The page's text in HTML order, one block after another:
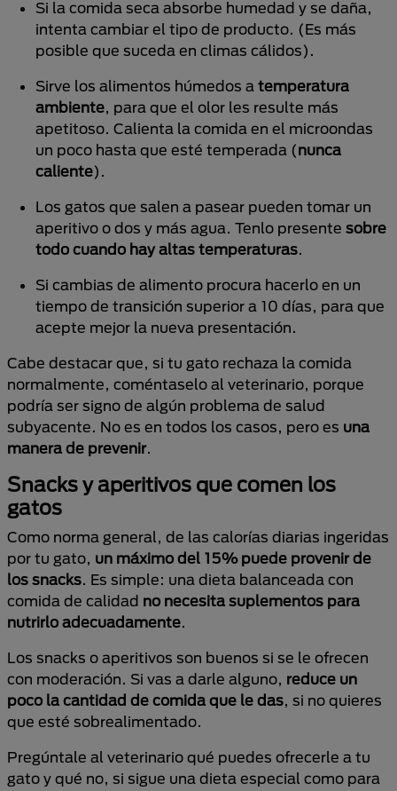
Si la comida seca absorbe humedad y se daña,
intenta cambiar el tipo de producto. (Es más
posible que suceda en climas cálidos).
Sirve los alimentos húmedos a temperatura
ambiente, para que el olor les resulte más
apetitoso. Calienta la comida en el microondas
un poco hasta que esté temperada (nunca
caliente).
Los gatos que salen a pasear pueden tomar un
aperitivo o dos y más agua. Tenlo presente sobre
todo cuando hay altas temperaturas.
Si cambias de alimento procura hacerlo en un
tiempo de transición superior a 10 días, para que
acepte mejor la nueva presentación.
Cabe destacar que, si tu gato rechaza la comida
normalmente, coméntaselo al veterinario, porque
podría ser signo de algún problema de salud
subyacente. No es en todos los casos, pero es una
manera de prevenir.
Snacks y aperitivos que comen los
gatos
Como norma general, de las calorías diarias ingeridas
por tu gato, un máximo del 15% puede provenir de
los snacks. Es simple: una dieta balanceada con
comida de calidad no necesita suplementos para
nutrirlo adecuadamente.
Los snacks o aperitivos son buenos si se le ofrecen
con moderación. Si vas a darle alguno, reduce un
poco la cantidad de comida que le das, si no quieres
que esté sobrealimentado.
Pregúntale al veterinario qué puedes ofrecerle a tu
gato y qué no, si sigue una dieta especial como para